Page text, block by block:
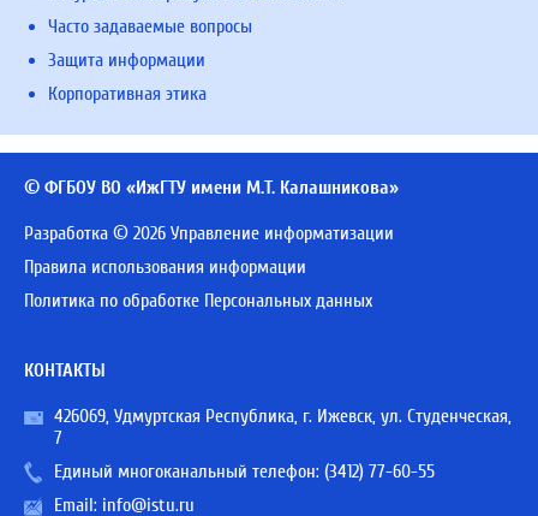
Часто задаваемые вопросы
Защита информации
Корпоративная этика
© ФГБОУ ВО «ИжГТУ имени М.Т. Калашникова»
Разработка © 2026 Управление информатизации
Правила использования информации
Политика по обработке Персональных данных
КОНТАКТЫ
426069, Удмуртская Республика, г. Ижевск, ул. Студенческая,
7
Единый многоканальный телефон: (3412) 77-60-55
Email: info@istu.ru